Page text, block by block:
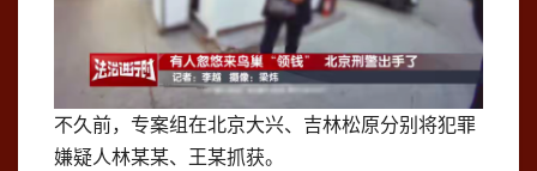
不久前，专案组在北京大兴、吉林松原分别将犯罪
嫌疑人林某某、王某抓获。